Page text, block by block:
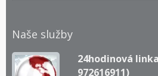
Naše služby
24hodinová
972616911)